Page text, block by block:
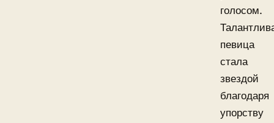
голосом.
певица
стала
звездой
благодаря
упорству